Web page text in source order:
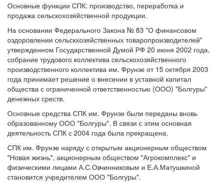
Основные функции СПК: производство, переработка и
продажа сельскохозяйственной продукции.
На основании Федерального Закона № 83 "О финансовом
оздоровлении сельскхозяйственных товаропроизводителей"
утвержденном Государственной Думой РФ 20 июня 2002 года,
собрание трудового коллектива сельскохозяйственного
производственного коллектива им. Фрунзе от 15 октября 2003
года принимает решение о внесении в уставной капитал
общества с ограниченной ответственностью (ООО) "Болгуры"
денежных среств.
Основные средства СПК им. Фрунзе были переданы вновь
образованному ООО "Болгуры". В связи с этим основная
деятельность СПК с 2004 года была прекращена.
СПК им. Фрунзе наряду с открытым акционерным обществом
"Новая жизнь", акционерным обществом "Агрокомплекс" и
физическими лицами А.С.Овчинниковым и Е.А.Матушкиной
становится учредителем ООО "Болгуры".